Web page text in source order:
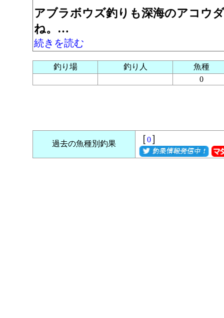
アブラボウズ釣りも深海のアコウ
ね。…
続きを読む
釣り場 釣り人
魚種
0
過去の魚種別釣果 ［0］